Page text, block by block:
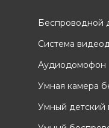
Беспроводной
Система
Аудиодомофон
Умная камера
Умный детский